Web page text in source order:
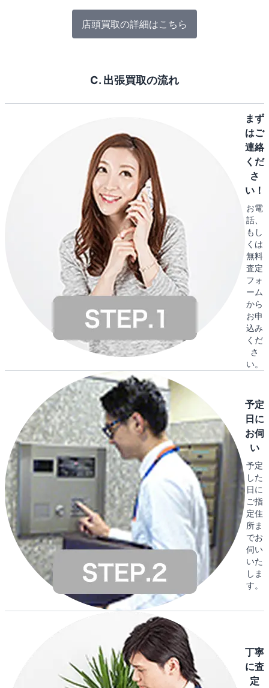
店頭買取の詳細はこちら
C. 出張買取の流れ
まず
はご
連絡
くだ
さ
い！
お電
話、
もし
くは
無料
査定
フォ
ーム
から
お申
込み
くだ
さ
い。
予定
日に
お伺
い
予定
した
日に
ご指
定住
所ま
でお
伺い
いた
しま
す。
丁寧
に査
定